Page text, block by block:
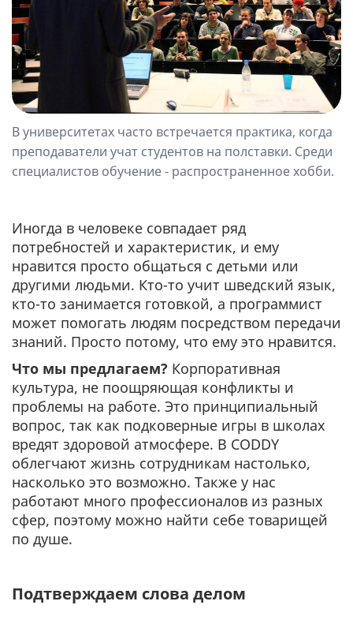
В университетах часто встречается практика, когда
преподаватели учат студентов на полставки. Среди
специалистов обучение - распространенное хобби.
Иногда в человеке совпадает ряд
потребностей и характеристик, и ему
нравится просто общаться с детьми или
другими людьми. Кто-то учит шведский язык,
кто-то занимается готовкой, а программист
может помогать людям посредством передачи
знаний. Просто потому, что ему это нравится.
Что мы предлагаем? Корпоративная
культура, не поощряющая конфликты и
проблемы на работе. Это принципиальный
вопрос, так как подковерные игры в школах
вредят здоровой атмосфере. В CODDY
облегчают жизнь сотрудникам настолько,
насколько это возможно. Также у нас
работают много профессионалов из разных
сфер, поэтому можно найти себе товарищей
по душе.
Подтверждаем слова делом